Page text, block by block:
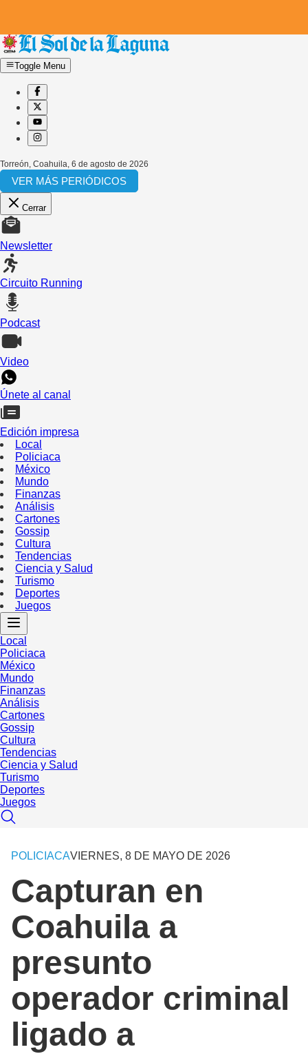
Toggle Menu
Torreón, Coahuila 6 de agosto de 2026
VER MÁS PERIÓDICOS
Cerrar
Newsletter
Circuito Running
Podcast
Video
Únete al canal
Edición impresa
Local
Policiaca
México
Mundo
Finanzas
Análisis
Cartones
Gossip
Cultura
Tendencias
Ciencia y Salud
Turismo
Deportes
Juegos
Local
Policiaca
México
Mundo
Finanzas
Análisis
Cartones
Gossip
Cultura
Tendencias
Ciencia y Salud
Turismo
Deportes
Juegos
POLICIACAVIERNES, 8 DE MAYO DE 2026
Capturan en
Coahuila a
presunto
operador criminal
ligado a